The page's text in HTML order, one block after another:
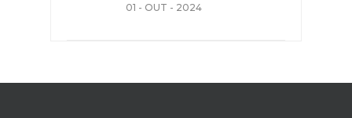
01 - OUT - 2024